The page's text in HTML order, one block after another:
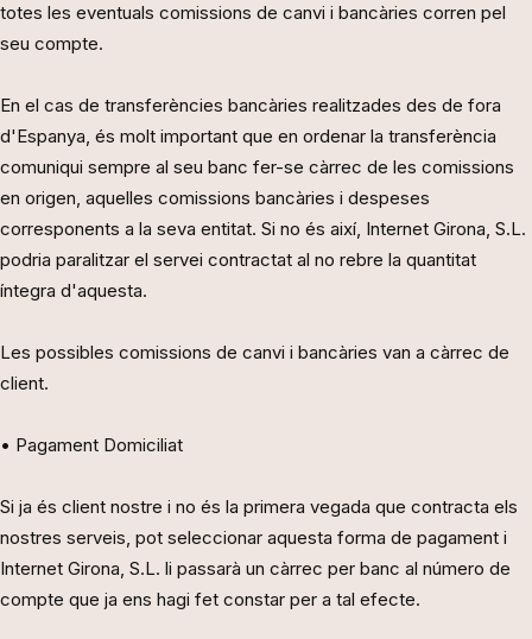
totes les eventuals comissions de canvi i bancàries corren pel
seu compte.
En el cas de transferències bancàries realitzades des de fora
d'Espanya, és molt important que en ordenar la transferència
comuniqui sempre al seu banc fer-se càrrec de les comissions
en origen, aquelles comissions bancàries i despeses
corresponents a la seva entitat. Si no és així, Internet Girona, S.L.
podria paralitzar el servei contractat al no rebre la quantitat
íntegra d'aquesta.
Les possibles comissions de canvi i bancàries van a càrrec de
client.
• Pagament Domiciliat
Si ja és client nostre i no és la primera vegada que contracta els
nostres serveis, pot seleccionar aquesta forma de pagament i
Internet Girona, S.L. li passarà un càrrec per banc al número de
compte que ja ens hagi fet constar per a tal efecte.